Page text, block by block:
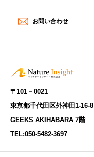
お問い合わせ
〒101－0021
東京都千代田区外神田1-16-8
GEEKS AKIHABARA 7階
TEL:050-5482-3697